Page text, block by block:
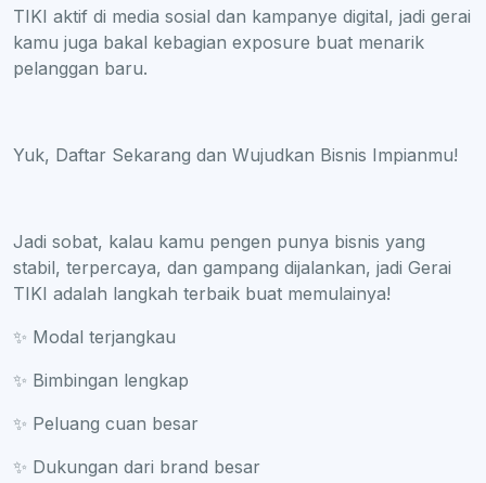
TIKI aktif di media sosial dan kampanye digital, jadi gerai
kamu juga bakal kebagian exposure buat menarik
pelanggan baru.
Yuk, Daftar Sekarang dan Wujudkan Bisnis Impianmu!
Jadi sobat, kalau kamu pengen punya bisnis yang
stabil, terpercaya, dan gampang dijalankan, jadi Gerai
TIKI adalah langkah terbaik buat memulainya!
✨ Modal terjangkau
✨ Bimbingan lengkap
✨ Peluang cuan besar
✨ Dukungan dari brand besar